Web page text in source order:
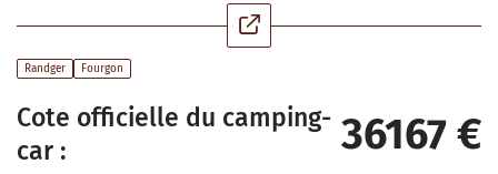
Randger Fourgon
Cote officielle du camping-
car :
36167 €